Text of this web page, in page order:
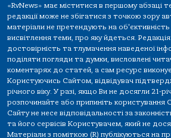
«RvNews» має міститися в першому абзаці
редакції може не збігатися з точкою зору
матеріали не претендують на об'єктивність
висвітлення теми, про яку йдеться. Редакція
достовірність та тлумачення наведеної
поділяти погляди та думки, висловлені
коментарях до статей, а сам ресурс
Користуючись Сайтом, відвідувач
річного віку. У разі, якщо Ви не досягли 21-
розпочинайте або припиніть користування
Сайту не несе відповідальності за
та його сервісів Користувачем, який не
Матеріали з поміткою (R) публікуються на